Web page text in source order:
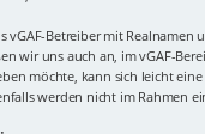
Betreiber mit
wir uns auch an, im vGAF-
möchte, kann sich leicht
werden nicht im Rahmen